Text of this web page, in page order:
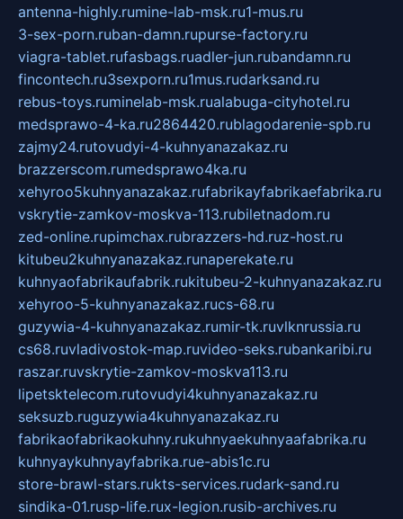
antenna-highly.rumine-lab-msk.ru1-mus.ru
3-sex-porn.ruban-damn.rupurse-factory.ru
viagra-tablet.rufasbags.ruadler-jun.rubandamn.ru
fincontech.ru3sexporn.ru1mus.rudarksand.ru
rebus-toys.ruminelab-msk.rualabuga-cityhotel.ru
medsprawo-4-ka.ru2864420.rublagodarenie-spb.ru
zajmy24.rutovudyi-4-kuhnyanazakaz.ru
brazzerscom.rumedsprawo4ka.ru
xehyroo5kuhnyanazakaz.rufabrikayfabrikaefabrika.ru
vskrytie-zamkov-moskva-113.rubiletnadom.ru
zed-online.rupimchax.rubrazzers-hd.ruz-host.ru
kitubeu2kuhnyanazakaz.runaperekate.ru
kuhnyaofabrikaufabrik.rukitubeu-2-kuhnyanazakaz.ru
xehyroo-5-kuhnyanazakaz.rucs-68.ru
guzywia-4-kuhnyanazakaz.rumir-tk.ruvlknrussia.ru
cs68.ruvladivostok-map.ruvideo-seks.rubankaribi.ru
raszar.ruvskrytie-zamkov-moskva113.ru
lipetsktelecom.rutovudyi4kuhnyanazakaz.ru
seksuzb.ruguzywia4kuhnyanazakaz.ru
fabrikaofabrikaokuhny.rukuhnyaekuhnyaafabrika.ru
kuhnyaykuhnyayfabrika.rue-abis1c.ru
store-brawl-stars.rukts-services.rudark-sand.ru
sindika-01.rusp-life.rux-legion.rusib-archives.ru